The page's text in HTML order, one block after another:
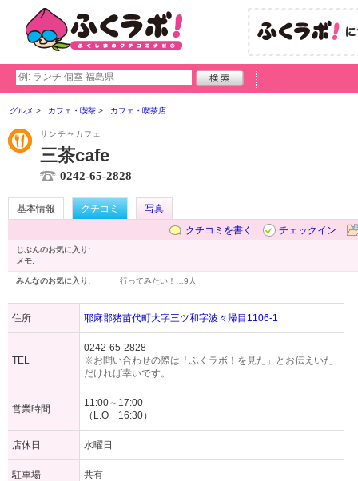
グルメ カフェ・喫茶 カフェ・喫茶店
サンチャカフェ
三茶cafe
0242-65-2828
基本情報 クチコミ
写真
クチコミを書く
チェックイン
じぶんのお気に入り:
メモ:
みんなのお気に入り: 行ってみたい！… 9人
住所 耶麻郡猪苗代町大字三ツ和字波々帰目1106-1
TEL
0242-65-2828
※お問い合わせの際は「ふくラボ！を見た」とお伝えいた
だければ幸いです。
営業時間
11:00～17:00
（L.O 16:30）
店休日 水曜日
駐車場 共有